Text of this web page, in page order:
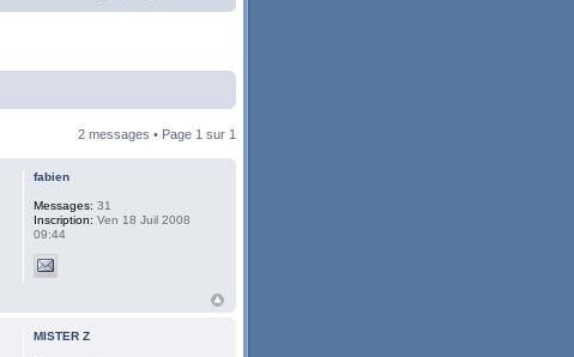
2 messages • Page 1 sur 1
fabien
Messages: 31
Inscription: Ven 18 Juil 2008
09:44
MISTER Z